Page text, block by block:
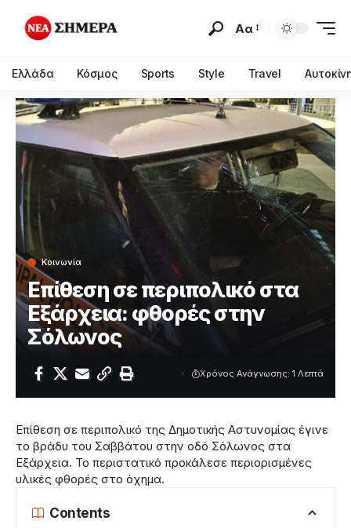
Αα
Ελλάδα Κόσμος Sports Style Travel
Κοινωνία
Επίθεση σε περιπολικό στα
Εξάρχεια: φθορές στην
Σόλωνος
Χρόνος Ανάγνωσης: 1 Λεπτά
Επίθεση σε περιπολικό της Δημοτικής Αστυνομίας έγινε
το βράδυ του Σαββάτου στην οδό Σόλωνος στα
Εξάρχεια. Το περιστατικό προκάλεσε περιορισμένες
υλικές φθορές στο όχημα.
Contents